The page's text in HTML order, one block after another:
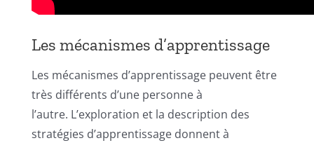
Les mécanismes d’apprentissage
Les mécanismes d’apprentissage peuvent être
très différents d’une personne à
l’autre. L’exploration et la description des
stratégies d’apprentissage donnent à